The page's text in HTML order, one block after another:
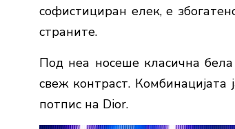
софистициран елек, е
страните.
Под неа носеше класична
свеж контраст.
потпис на Dior.